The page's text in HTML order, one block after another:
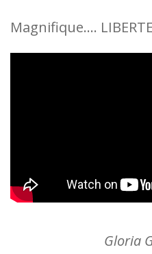
Magnifique…. LIBERTE
Gloria